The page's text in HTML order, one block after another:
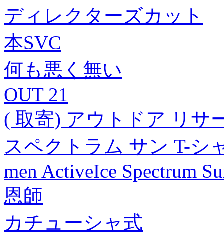
ディレクターズカット
本SVC
何も悪く無い
OUT 21
( 取寄) アウトドア リサ
スペクトラム サン T-シ
men ActiveIce Spectrum
恩師
カチューシャ式